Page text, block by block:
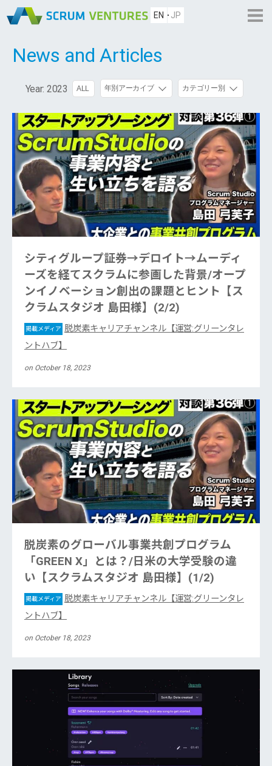
EN JP
News and Articles
Year: 2023 ALL 年別アーカイブ カテゴリー別
シティグループ証券→デロイト→ムーディ
ーズを経てスクラムに参画した背景/オープ
ンイノベーション創出の課題とヒント【ス
クラムスタジオ 島田様】(2/2)
掲載メディア
脱炭素キャリアチャンネル【運営:グリーンタレ
ントハブ】
on October 18, 2023
脱炭素のグローバル事業共創プログラム
「GREEN X」とは？/日米の大学受験の違
い【スクラムスタジオ 島田様】(1/2)
掲載メディア
脱炭素キャリアチャンネル【運営:グリーンタレ
ントハブ】
on October 18, 2023